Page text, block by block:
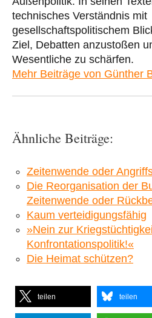
technisches Verständnis mit
gesellschaftspolitischem
Ziel, Debatten anzustoßen
Wesentliche zu schärfen.
Mehr Beiträge von Günther
Ähnliche Beiträge:
Zeitenwende oder
Die Reorganisation der
Zeitenwende oder
Kaum verteidigungsfähig
»Nein zur
Konfrontationspolitik!«
Die Heimat schützen?
teilen teilen